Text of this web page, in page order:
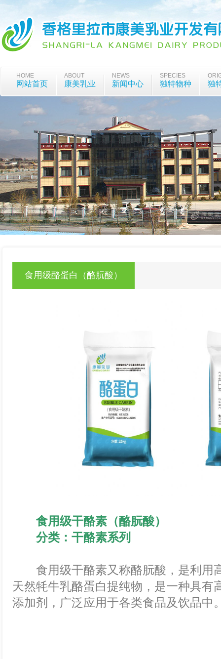
HOME
网站首页
ABOUT
康美乳业
NEWS
新闻中心
SPECIES
独特物种 独
食用级酪蛋白（酪朊酸）
食用级干酪素（酪朊酸）
分类：干酪素系列
食用级干酪素又称酪朊酸，是利用
天然牦牛乳酪蛋白提纯物，是一种具有
添加剂，广泛应用于各类食品及饮品中